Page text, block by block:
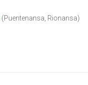
(Puentenansa Rionansa)